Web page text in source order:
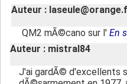
Auteur :
QM2 mÃ©cano sur l' En
Auteur : mistral84
J'ai gardÃ© d'excellents